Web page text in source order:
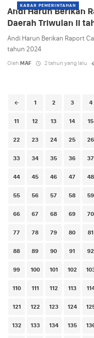
KABAR PEMERINTAHAN
Andi Harun Berikan
Daerah Triwulan II
Andi Harun Berikan Raport
tahun 2024
Oleh MAF 2 tahun yang lalu
Posts
1 2 3 4
11 12 13 14 15
22 23 24 25 26
33 34 35 36 37
44 45 46 47 48
55 56 57 58 59
66 67 68 69 70
77 78 79 80 81
88 89 90 91 92
99 100 101 102
110 111 112 113
121 122 123 124
132 133 134 135